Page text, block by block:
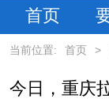
首页
当前位置: 首页 >
今日，重庆